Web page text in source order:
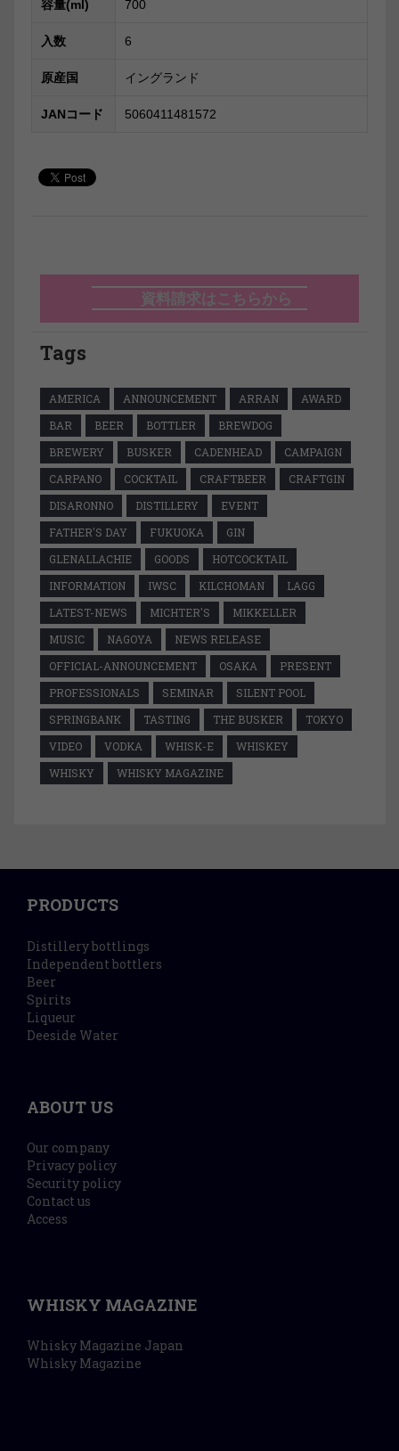
容量(ml) 700
入数 6
原産国 イングランド
JANコード 5060411481572
資料請求はこちらから
Tags
AMERICA ANNOUNCEMENT ARRAN
AWARD
BAR
BEER BOTTLER
BREWDOG
BREWERY
BUSKER CADENHEAD
CAMPAIGN
CARPANO
COCKTAIL CRAFTBEER
CRAFTGIN
DISARONNO
DISTILLERY
EVENT
FATHER'S DAY
FUKUOKA
GIN
GLENALLACHIE
GOODS
HOTCOCKTAIL
INFORMATION
IWSC KILCHOMAN
LAGG
LATEST-NEWS
MICHTER'S
MIKKELLER
MUSIC
NAGOYA
NEWS RELEASE
OFFICIAL-ANNOUNCEMENT
OSAKA
PRESENT
PROFESSIONALS
SEMINAR
SILENT POOL
SPRINGBANK
TASTING THE BUSKER
TOKYO
VIDEO
VODKA WHISK-E
WHISKEY
WHISKY
WHISKY MAGAZINE
PRODUCTS
Distillery bottlings
Independent bottlers
Beer
Spirits
Liqueur
Deeside Water
ABOUT US
Our company
Privacy policy
Security policy
Contact us
Access
WHISKY MAGAZINE
Whisky Magazine Japan
Whisky Magazine